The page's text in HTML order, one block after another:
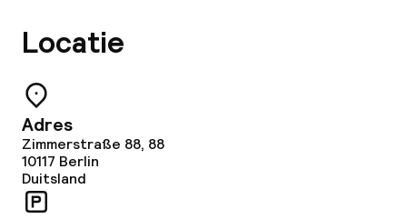
Locatie
Adres
Zimmerstraße 88, 88
10117 Berlin
Duitsland